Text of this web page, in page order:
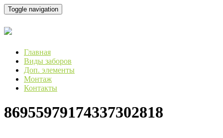
Toggle navigation
Главная
Виды заборов
Доп. элементы
Монтаж
Контакты
86955979174337302818